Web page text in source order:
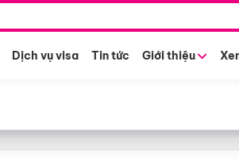
Dịch vụ visa Tin tức Giới thiệu